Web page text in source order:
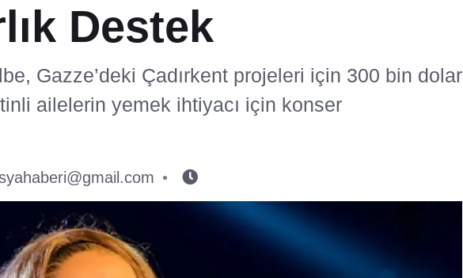
Destek
Gazze’deki Çadırkent projeleri için 300 bin dolar
ailelerin yemek ihtiyacı için konser